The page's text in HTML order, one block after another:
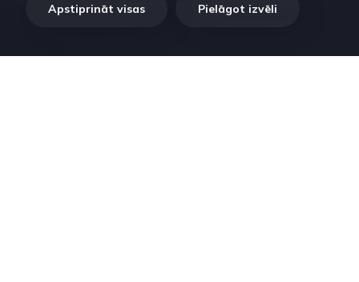
Apstiprināt visas Pielāgot izvēli